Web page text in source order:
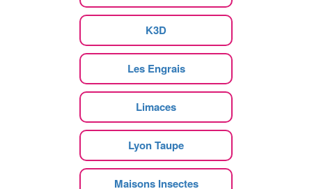
K3D
Les Engrais
Limaces
Lyon Taupe
Maisons Insectes